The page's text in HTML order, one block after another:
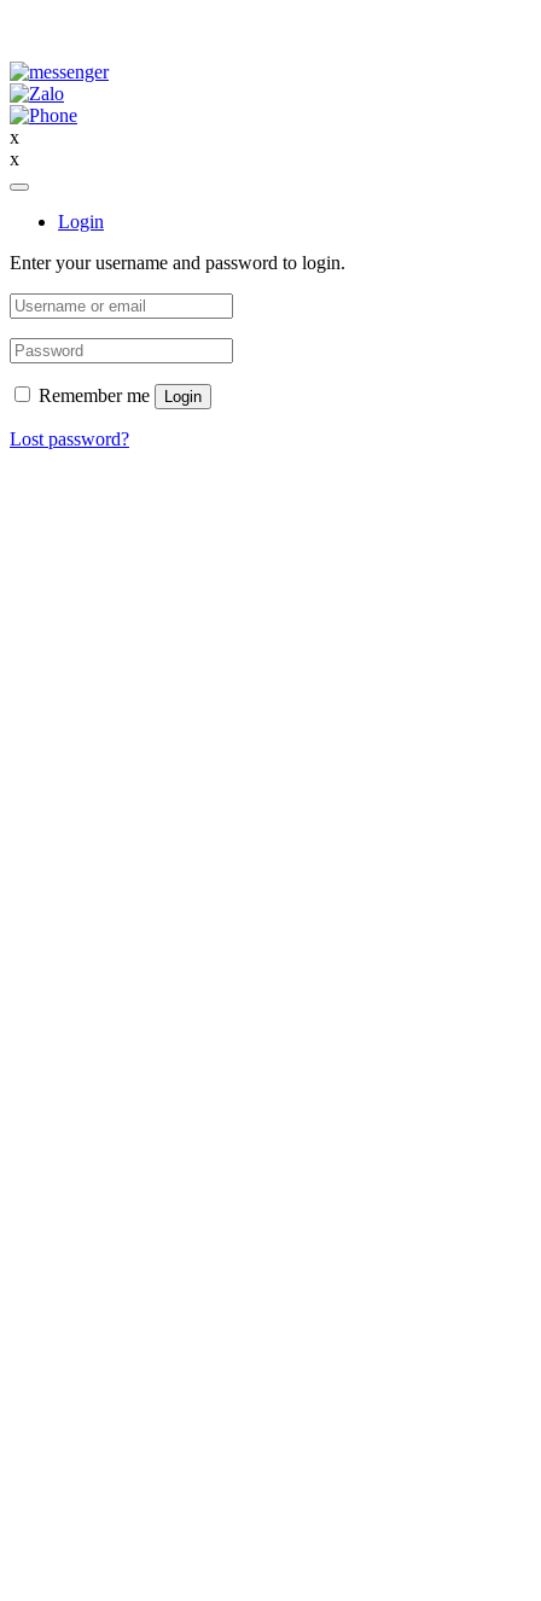
x
x
Login
Enter your username and password to login.
Remember me Login
Lost password?